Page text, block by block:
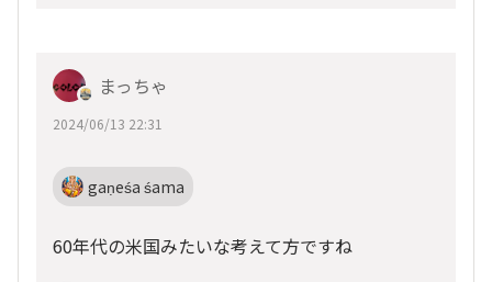
まっちゃ
2024/06/13 22:31
gaṇeśa śama
60年代の米国みたいな考えて方ですね